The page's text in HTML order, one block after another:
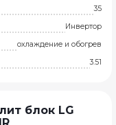
35
Инвертор
охлаждение и обогрев
3.51
блок LG